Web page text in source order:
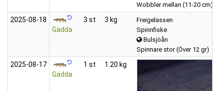
Wobbler mellan (11-20 cm)
2025‑08‑18
Gädda
3 st 3 kg
Freigelassen
Spinnfiske
Bulsjöån
Spinnare stor (Över 12 gr)
2025‑08‑17
Gädda
1 st 1.20 kg